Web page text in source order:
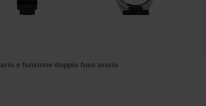
e funzione doppio fuso orario